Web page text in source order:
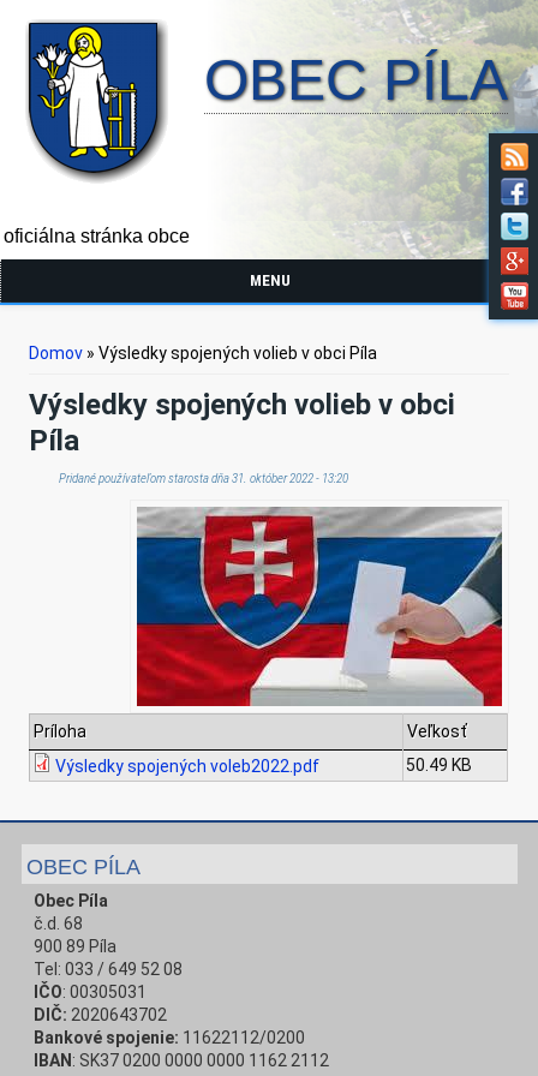
OBEC PÍLA
oficiálna stránka obce
MENU
Nachádzate sa tu
Domov » Výsledky spojených volieb v obci Píla
Výsledky spojených volieb v obci
Píla
Pridané používateľomstarostadňa 31. október 2022 - 13:20
Príloha
Veľkosť
Výsledky spojených voleb2022.pdf
50.49 KB
OBEC PÍLA
Obec Píla
č.d. 68
900 89 Píla
Tel: 033 / 649 52 08
IČO: 00305031
DIČ: 2020643702
Bankové spojenie: 11622112/0200
IBAN : SK37 0200 0000 0000 1162 2112